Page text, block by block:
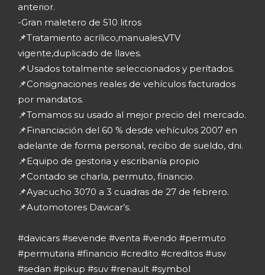
anterior.
-Gran maletero de 510 litros
📌Tratamiento acrílico,manuales,VTV
vigente,duplicado de llaves.
📌Usados totalmente seleccionados y perítados.
📌Consignaciones reales de vehículos facturados
por mandatos.
📌Tomamos su usado al mejor precio del mercado.
📌Financiación del 60 % desde vehículos 2007 en
adelante de forma personal, recibo de sueldo, dni.
📌Equipo de gestoria y escribanía propio
📌Contado se charla, permuto, financio.
📌Ayacucho 3070 a 3 cuadras de 27 de febrero.
📌Automotores Davicar’s.
#davicars #sevende #venta #vendo #permuto
#permutaria #financio #credito #creditos #usv
#sedan #pikup #suv #renault #symbol